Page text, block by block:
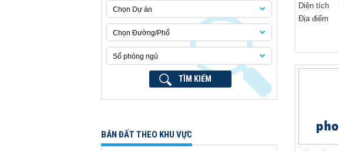
Chọn Dự án
Chọn Đường/Phố
Số phòng ngủ
TÌM KIẾM
BÁN ĐẤT THEO KHU VỰC
Diện tích
Địa điểm